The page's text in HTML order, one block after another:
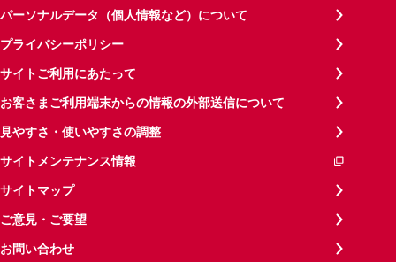
パーソナルデータ（個人情報など）について
プライバシーポリシー
サイトご利用にあたって
お客さまご利用端末からの情報の外部送信について
見やすさ・使いやすさの調整
サイトメンテナンス情報
サイトマップ
ご意見・ご要望
お問い合わせ